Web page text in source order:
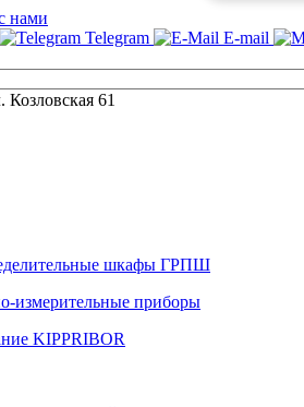
нами
Telegram E-mail
Козловская 61
шкафы ГРПШ
измерительные приборы
KIPPRIBOR